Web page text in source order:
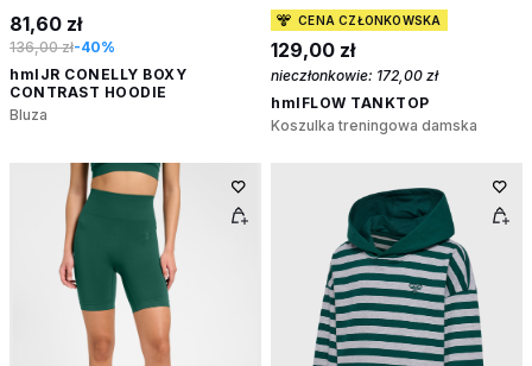
81,60 zł
136,00 zł-40%
hmlJR CONELLY BOXY
CONTRAST HOODIE
Bluza
CENA CZŁONKOWSKA
129,00 zł
nieczłonkowie: 172,00 zł
hmlFLOW TANKTOP
Koszulka treningowa damska